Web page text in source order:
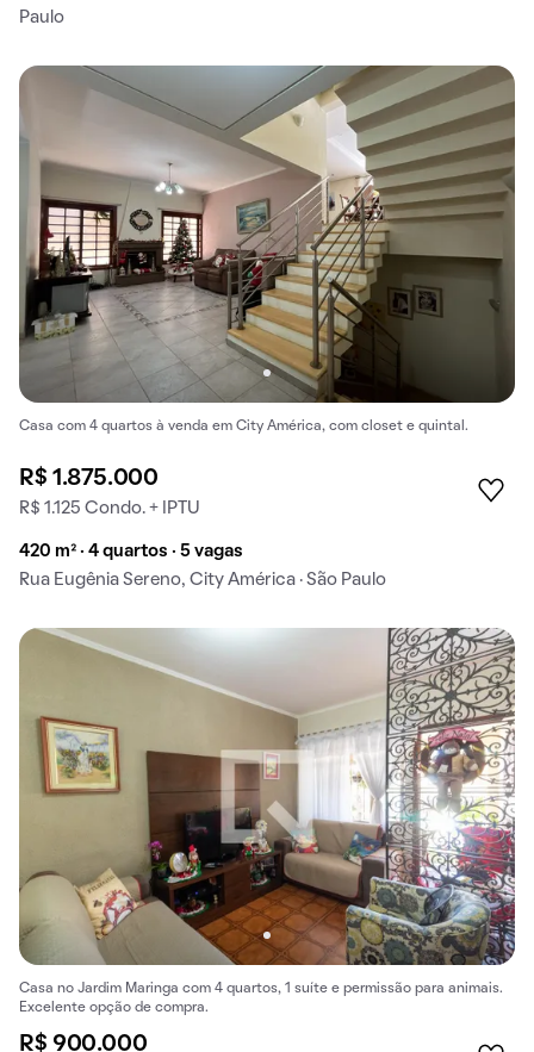
Paulo
Casa com 4 quartos à venda em City América, com closet e quintal.
R$ 1.875.000
R$ 1.125 Condo. + IPTU
420 m² · 4 quartos · 5 vagas
Rua Eugênia Sereno, City América · São Paulo
Casa no Jardim Maringa com 4 quartos, 1 suíte e permissão para animais.
Excelente opção de compra.
R$ 900.000